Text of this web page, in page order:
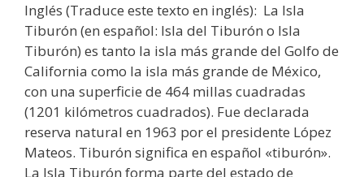
Inglés (Traduce este texto en inglés): La Isla
Tiburón (en español: Isla del Tiburón o Isla
Tiburón) es tanto la isla más grande del Golfo de
California como la isla más grande de México,
con una superficie de 464 millas cuadradas
(1201 kilómetros cuadrados). Fue declarada
reserva natural en 1963 por el presidente López
Mateos. Tiburón significa en español «tiburón».
La Isla Tiburón forma parte del estado de